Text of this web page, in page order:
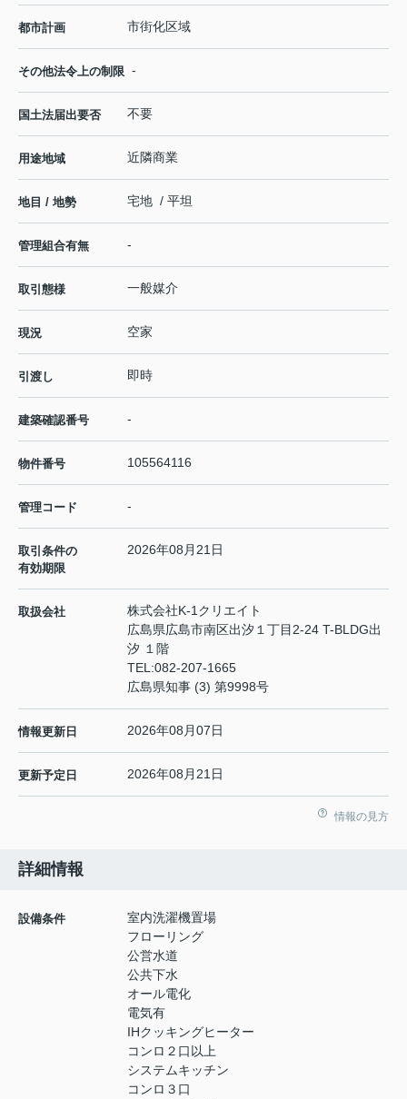
都市計画 市街化区域
その他法令上の制限 -
国土法届出要否 不要
用途地域 近隣商業
地目 / 地勢 宅地 / 平坦
管理組合有無 -
取引態様 一般媒介
現況 空家
引渡し 即時
建築確認番号 -
物件番号 105564116
管理コード -
取引条件の
有効期限
2026年08月21日
取扱会社
株式会社K-1クリエイト
広島県広島市南区出汐１丁目2-24 T-BLDG出
汐 １階
TEL:082-207-1665
広島県知事 (3) 第9998号
情報更新日 2026年08月07日
更新予定日 2026年08月21日
情報の見方
詳細情報
設備条件
室内洗濯機置場
フローリング
公営水道
公共下水
オール電化
電気有
IHクッキングヒーター
コンロ２口以上
システムキッチン
コンロ３口